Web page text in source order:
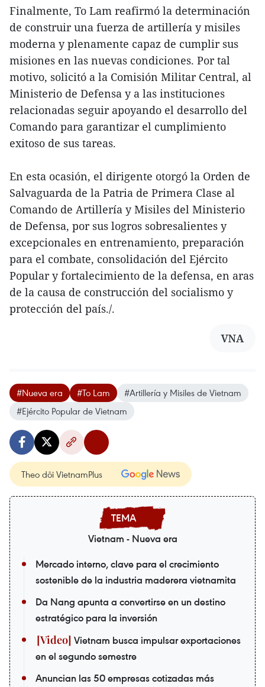
Finalmente, To Lam reafirmó la determinación
de construir una fuerza de artillería y misiles
moderna y plenamente capaz de cumplir sus
misiones en las nuevas condiciones. Por tal
motivo, solicitó a la Comisión Militar Central, al
Ministerio de Defensa y a las instituciones
relacionadas seguir apoyando el desarrollo del
Comando para garantizar el cumplimiento
exitoso de sus tareas.
En esta ocasión, el dirigente otorgó la Orden de
Salvaguarda de la Patria de Primera Clase al
Comando de Artillería y Misiles del Ministerio
de Defensa, por sus logros sobresalientes y
excepcionales en entrenamiento, preparación
para el combate, consolidación del Ejército
Popular y fortalecimiento de la defensa, en aras
de la causa de construcción del socialismo y
protección del país./.
VNA
#Nueva era #To Lam
#Artillería y Misiles de Vietnam
#Ejército Popular de Vietnam
Theo dõi VietnamPlus
Vietnam - Nueva era
Mercado interno, clave para el crecimiento
sostenible de la industria maderera vietnamita
Da Nang apunta a convertirse en un destino
estratégico para la inversión
Vietnam busca impulsar exportaciones
en el segundo semestre
Anuncian las 50 empresas cotizadas más